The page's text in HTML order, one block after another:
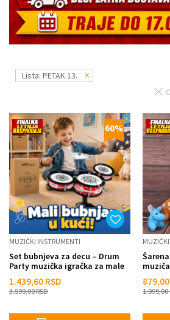
Lista: PETAK 13.
60%
MUZIČKI INSTRUMENTI
Set bubnjeva za decu – Drum
Party muzička igračka za male
1.439,60 RSD
3.599,00RSD
879,00
1.999,00